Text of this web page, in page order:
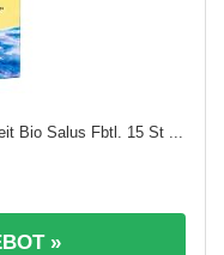
Bio Salus Fbtl. 15 St ...
»